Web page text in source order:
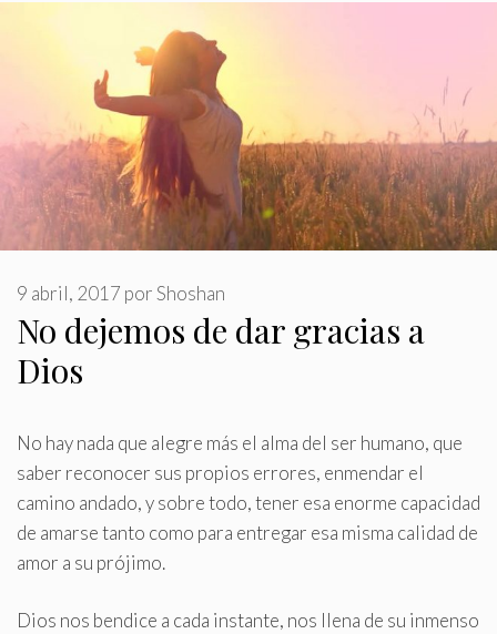
No dejemos de dar gracias a
Dios
9 abril, 2017 porShoshan
No hay nada que alegre más el alma del ser humano, que
saber reconocer sus propios errores, enmendar el
camino andado, y sobre todo, tener esa enorme capacidad
de amarse tanto como para entregar esa misma calidad de
amor a su prójimo.
Dios nos bendice a cada instante, nos llena de su inmenso